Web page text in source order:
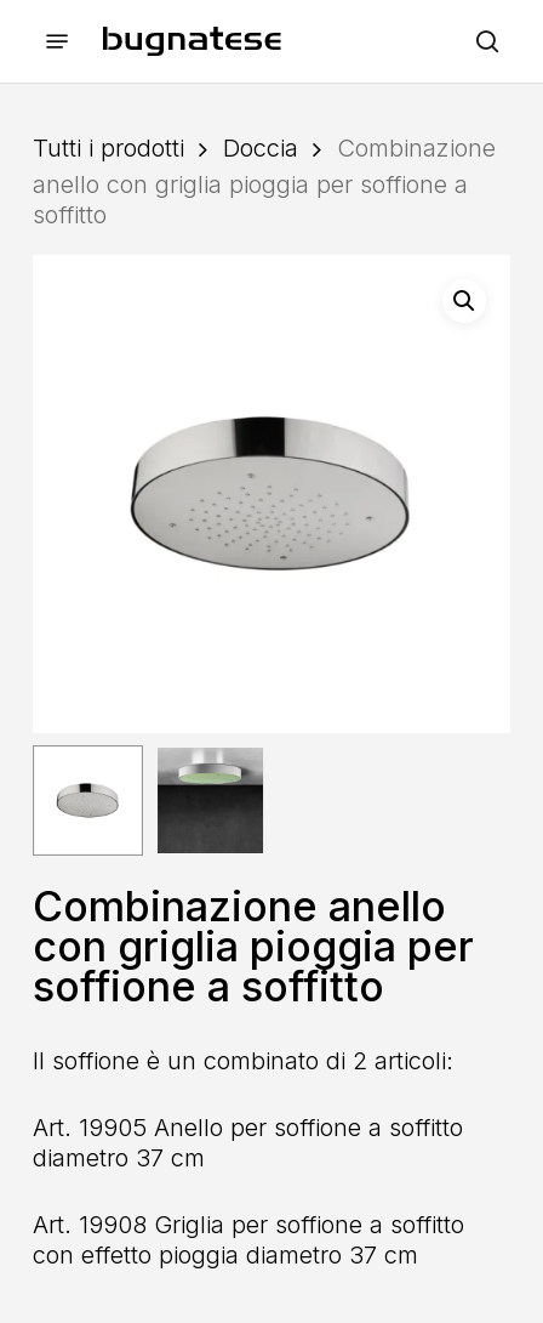
Menu
Tutti i prodotti Doccia
Combinazione
anello con griglia pioggia per soffione a
soffitto
Combinazione anello
con griglia pioggia per
soffione a soffitto
Il soffione è un combinato di 2 articoli:
Art. 19905 Anello per soffione a soffitto
diametro 37 cm
Art. 19908 Griglia per soffione a soffitto
con effetto pioggia diametro 37 cm